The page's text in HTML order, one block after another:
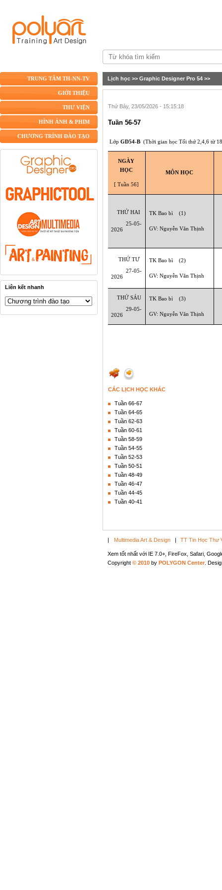
TRUNG TÂM TH-NN-TV
GIỚI THIỆU
THƯ VIỆN
HÌNH ẢNH & PHIM
CHƯƠNG TRÌNH ĐÀO TẠO
Liên kết nhanh
Lịch học >> Graphic Designer Pro 54 >>
Thứ Bảy, 23/05/2026 - 15:15:18
Tuần 56-57
Lớp GD54-B (Thời gian học Tối thứ 2,4,6 từ
NGÀY
HỌC
[ Tuần 56]
MÔN HỌC
THỨ HAI
25-05-
2026
TK Bao bì (1)
GV: Nguyễn Văn Thịnh
THỨ TƯ
27-05-
2026
TK Bao bì (2)
GV: Nguyễn Văn Thịnh
THỨ SÁU
29-05-
2026
TK Bao bì (3)
GV: Nguyễn Văn Thịnh
CÁC LỊCH HỌC KHÁC
Tuần 66-67
Tuần 64-65
Tuần 62-63
Tuần 60-61
Tuần 58-59
Tuần 54-55
Tuần 52-53
Tuần 50-51
Tuần 48-49
Tuần 46-47
Tuần 44-45
Tuần 40-41
Multimedia Art & Design TT Tin Học Thư
Xem tốt nhất với IE 7.0+, FireFox, Safari,
Copyright © 2010 by POLYGON Center .